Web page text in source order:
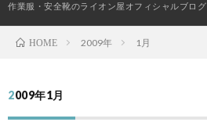
作業服・安全靴のライオン屋オフィシャルブログ
HOME 2009年 1月
2009年1月